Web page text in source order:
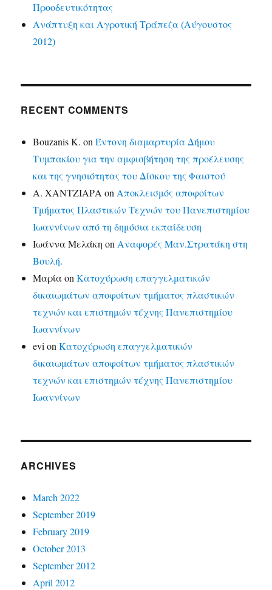
Προοδευτικότητας
Ανάπτυξη και Αγροτική Τράπεζα (Αύγουστος
2012)
RECENT COMMENTS
Bouzanis K. onΈντονη διαμαρτυρία Δήμου
Τυμπακίου για την αμφισβήτηση της προέλευσης
και της γνησιότητας του Δίσκου της Φαιστού
Α. ΧΑΝΤΖΙΑΡΑ on Αποκλεισμός αποφοίτων
Τμήματος Πλαστικών Τεχνών του Πανεπιστημίου
Ιωαννίνων από τη δημόσια εκπαίδευση
Ιωάννα Μελάκη on Αναφορές Μαν.Στρατάκη στη
Βουλή.
ΜαρίαonΚατοχύρωση επαγγελματικών
δικαιωμάτων αποφοίτων τμήματος πλαστικών
τεχνών και επιστημών τέχνης Πανεπιστημίου
Ιωαννίνων
evi onΚατοχύρωση επαγγελματικών
δικαιωμάτων αποφοίτων τμήματος πλαστικών
τεχνών και επιστημών τέχνης Πανεπιστημίου
Ιωαννίνων
ARCHIVES
March 2022
September 2019
February 2019
October 2013
September 2012
April 2012